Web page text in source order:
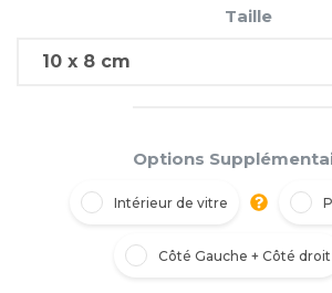
Taille
Options
Intérieur de vitre
Côté Gauche + Côté droit